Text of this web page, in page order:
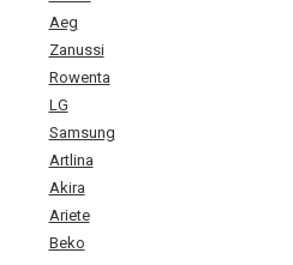
Aeg
Zanussi
Rowenta
LG
Samsung
Artlina
Akira
Ariete
Beko